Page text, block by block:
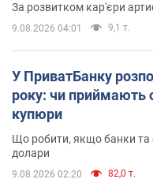
За розвитком кар'єри
9.08.2026 04:01 9,1 т.
У ПриватБанку
року: чи приймають
купюри
Що робити, якщо банки та
долари
9.08.2026 02:20 82,0 т.